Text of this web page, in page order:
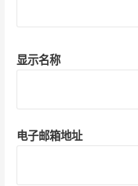
显示名称
电子邮箱地址